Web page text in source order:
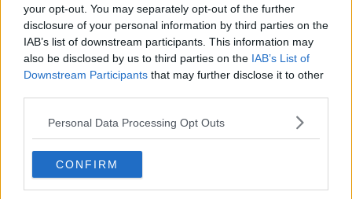
your opt-out. You may separately opt-out of the further
disclosure of your personal information by third parties on the
IAB’s list of downstream participants. This information may
also be disclosed by us to third parties on the IAB’s List of
Downstream Participants that may further disclose it to other
Personal Data Processing Opt Outs
CONFIRM